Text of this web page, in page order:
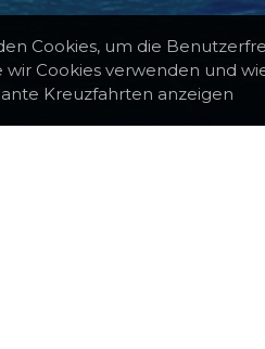
Cookies, um die
wir Cookies verwenden und
Kreuzfahrten anzeigen